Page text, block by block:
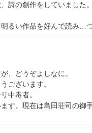
詩の創作をしていました
るい作品を好んで読み
、どうぞよしなに。
ございます。
中毒者。
す。現在は島田荘司の御